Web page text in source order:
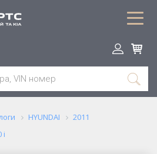
HYUNDAI
2011
i